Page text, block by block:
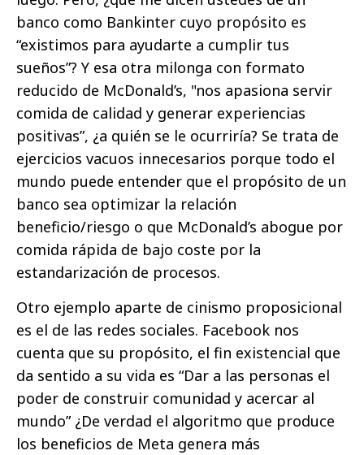
banco como Bankinter cuyo propósito es
“existimos para ayudarte a cumplir tus
sueños”? Y esa otra milonga con formato
reducido de McDonald’s, "nos apasiona servir
comida de calidad y generar experiencias
positivas”, ¿a quién se le ocurriría? Se trata de
ejercicios vacuos innecesarios porque todo el
mundo puede entender que el propósito de un
banco sea optimizar la relación
beneficio/riesgo o que McDonald’s abogue por
comida rápida de bajo coste por la
estandarización de procesos.
Otro ejemplo aparte de cinismo proposicional
es el de las redes sociales. Facebook nos
cuenta que su propósito, el fin existencial que
da sentido a su vida es “Dar a las personas el
poder de construir comunidad y acercar al
mundo” ¿De verdad el algoritmo que produce
los beneficios de Meta genera más